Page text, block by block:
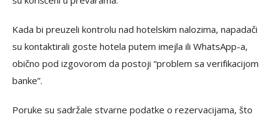
Kada bi preuzeli kontrolu nad hotelskim nalozima, napadači
su kontaktirali goste hotela putem imejla ili WhatsApp-a,
obično pod izgovorom da postoji “problem sa verifikacijom
banke”.
Poruke su sadržale stvarne podatke o rezervacijama, što